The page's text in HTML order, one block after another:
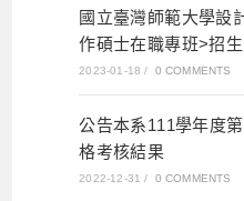
國立臺灣師範大學設
作碩士在職專班>招
2023-01-18 / 0 COMMENTS
公告本系111學年度
格考核結果
2022-12-31 / 0 COMMENTS